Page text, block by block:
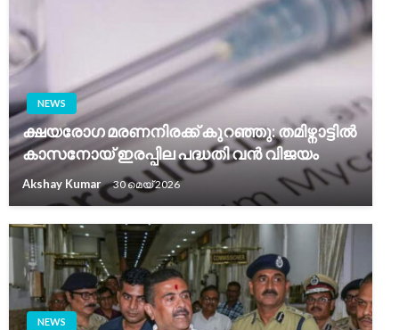
NEWS
ക്ഷയരോഗ മരണനിരക്ക് കുറഞ്ഞു: തമിഴ്നാട്ടിൽ
കാസനോയ് ഇരപ്പില പദ്ധതി വൻ വിജയം
Akshay Kumar 30 മെയ്‌ 2026
NEWS